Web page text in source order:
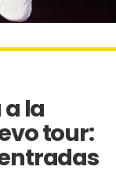
la
tour: